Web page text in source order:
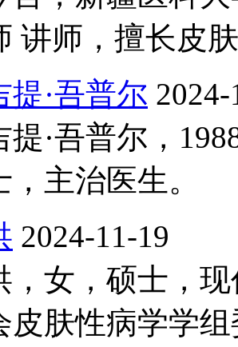
讲师，擅长皮
提·吾普尔
提·吾普尔，
，主治医生。
2024-11-19
，女，硕士，
皮肤性病学学